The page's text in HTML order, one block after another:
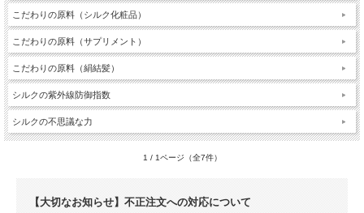
こだわりの原料（シルク化粧品）
こだわりの原料（サプリメント）
こだわりの原料（絹結髪）
シルクの紫外線防御指数
シルクの不思議な力
1 / 1ページ（全7件）
【大切なお知らせ】不正注文への対応について